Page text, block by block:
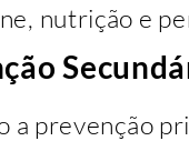
nutrição e
a prevenção